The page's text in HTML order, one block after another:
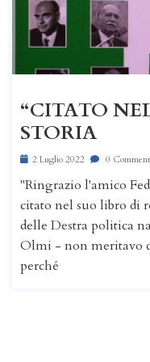
“CITATO
STORIA
2 Luglio 2022 0
"Ringrazio l'amico
citato nel suo libro di
delle Destra politica
Olmi - non meritavo
perché